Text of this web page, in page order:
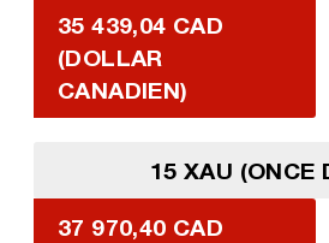
35 439,04 CAD
(DOLLAR
CANADIEN)
15 XAU (ONCE
37 970,40 CAD